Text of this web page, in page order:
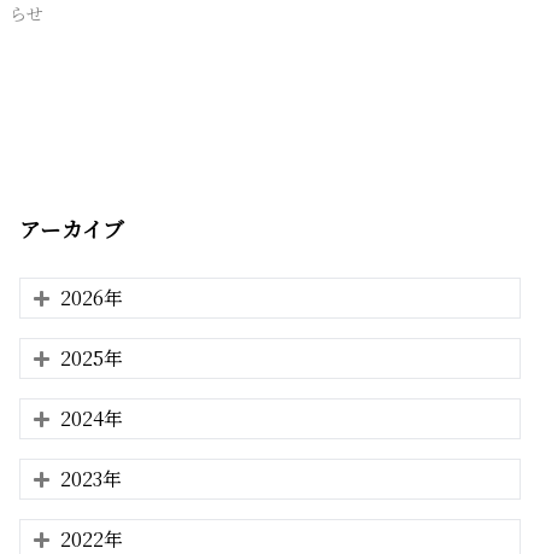
らせ
アーカイブ
2026年
2025年
2024年
2023年
2022年